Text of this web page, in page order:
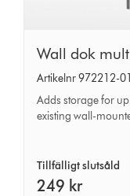
Wall
dok
multi
accessory
Wall dok
Artikelnr 972212-01
Adds storage for up
existing wall-
Tillfälligt slutsåld
249 kr